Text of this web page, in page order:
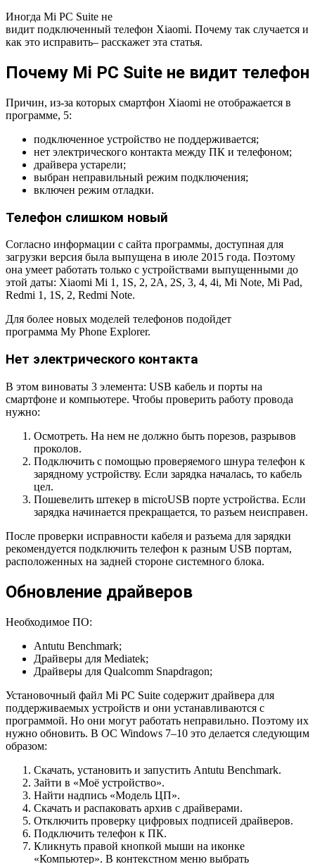
Иногда Mi PC Suite не
видит подключенный телефон Xiaomi. Почему так случается и
как это исправить– расскажет эта статья.
Почему Mi PC Suite не видит телефон
Причин, из-за которых смартфон Xiaomi не отображается в
программе, 5:
подключенное устройство не поддерживается;
нет электрического контакта между ПК и телефоном;
драйвера устарели;
выбран неправильный режим подключения;
включен режим отладки.
Телефон слишком новый
Согласно информации с сайта программы, доступная для
загрузки версия была выпущена в июле 2015 года. Поэтому
она умеет работать только с устройствами выпущенными до
этой даты: Xiaomi Mi 1, 1S, 2, 2A, 2S, 3, 4, 4i, Mi Note, Mi Pad,
Redmi 1, 1S, 2, Redmi Note.
Для более новых моделей телефонов подойдет
программа My Phone Explorer.
Нет электрического контакта
В этом виноваты 3 элемента: USB кабель и порты на
смартфоне и компьютере. Чтобы проверить работу провода
нужно:
Осмотреть. На нем не должно быть порезов, разрывов
проколов.
Подключить с помощью проверяемого шнура телефон к
зарядному устройству. Если зарядка началась, то кабель
цел.
Пошевелить штекер в microUSB порте устройства. Если
зарядка начинается прекращается, то разъем неисправен.
После проверки исправности кабеля и разъема для зарядки
рекомендуется подключить телефон к разным USB портам,
расположенных на задней стороне системного блока.
Обновление драйверов
Необходимое ПО:
Antutu Benchmark;
Драйверы для Mediatek;
Драйверы для Qualcomm Snapdragon;
Установочный файл Mi PC Suite содержит драйвера для
поддерживаемых устройств и они устанавливаются с
программой. Но они могут работать неправильно. Поэтому их
нужно обновить. В ОС Windows 7–10 это делается следующим
образом:
Скачать, установить и запустить Antutu Benchmark.
Зайти в «Моё устройство».
Найти надпись «Модель ЦП».
Скачать и распаковать архив с драйверами.
Отключить проверку цифровых подписей драйверов.
Подключить телефон к ПК.
Кликнуть правой кнопкой мыши на иконке
«Компьютер». В контекстном меню выбрать